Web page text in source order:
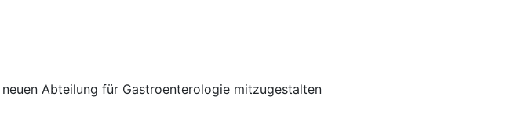
Abteilung für Gastroenterologie mitzugestalten